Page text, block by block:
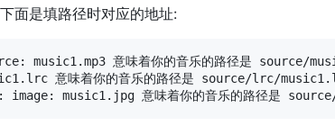
面是填路径时对应的地址:
music1.mp3 意味着你的音乐的路径是 source/
意味着你的音乐的路径是 source/lrc/